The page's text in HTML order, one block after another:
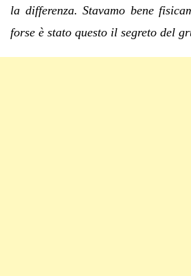
la differenza. Stavamo bene
forse è stato questo il segreto del